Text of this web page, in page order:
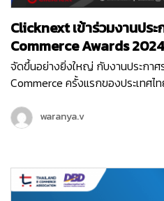
Clicknext เข้าร่วมงานปร
Commerce Awards 2024
จัดขึ้นอย่างยิ่งใหญ่ กับงานประกา
Commerce ครั้งแรกของประเทศ
5-6 ชั้น LG ศูนย์ประชุมแห่งชาติสิริ
เสวนา…
waranya.v